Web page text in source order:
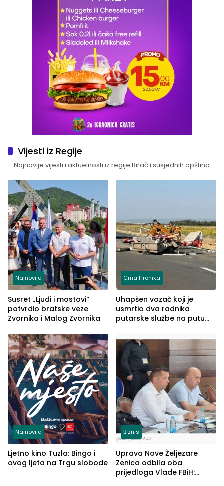
Vijesti iz Regije
– Najnovije vijesti i aktuelnosti iz regije Birač i susjednih opština.
Najnovije
Susret „Ljudi i mostovi“
potvrdio bratske veze
Zvornika i Malog Zvornika
Crna Hronika
Uhapšen vozač koji je
usmrtio dva radnika
putarske službe na putu
(FOTO)
Najnovije
Ljetno kino Tuzla: Bingo i
ovog ljeta na Trgu slobode
Biznis
Uprava Nove Željezare
Zenica odbila oba
prijedloga Vlade FBiH: